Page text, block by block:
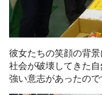
彼女たちの笑顔の背
社会が破壊してきた
強い意志があったので